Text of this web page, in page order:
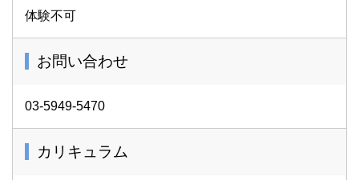
体験不可
お問い合わせ
03-5949-5470
カリキュラム